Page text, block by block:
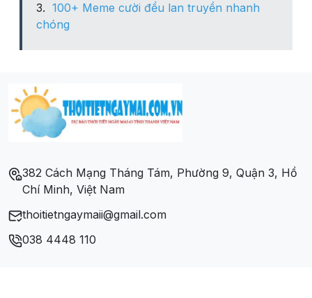
100+ Meme cười đểu lan truyền nhanh
chóng
382 Cách Mạng Tháng Tám, Phường 9, Quận 3, Hồ
Chí Minh, Việt Nam
thoitietngaymaii@gmail.com
038 4448 110